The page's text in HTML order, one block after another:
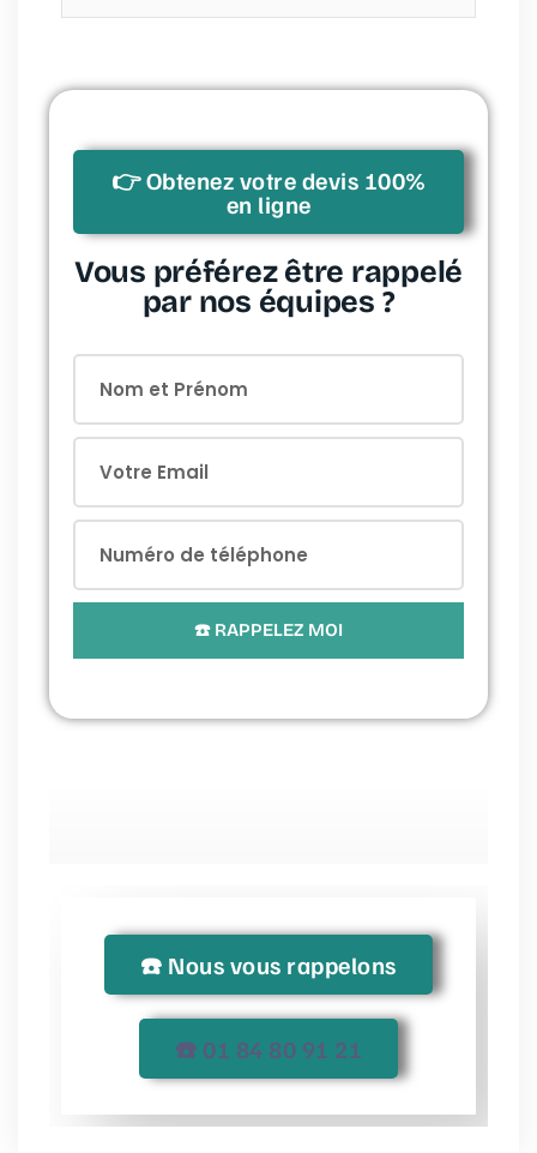
d'Électricité :
Gaz :
Diagnostic d'Assainissement Non
👉 Obtenez votre devis 100%
en ligne
Vous préférez être rappelé
par nos équipes ?
☎️ RAPPELEZ MOI
☎️ Nous vous rappelons
☎️ 01 84 80 91 21